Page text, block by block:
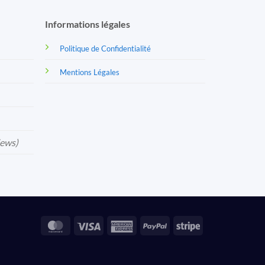
Informations légales
Politique de Confidentialité
Mentions Légales
MasterCard
Visa
AmericanPayPal Stripe